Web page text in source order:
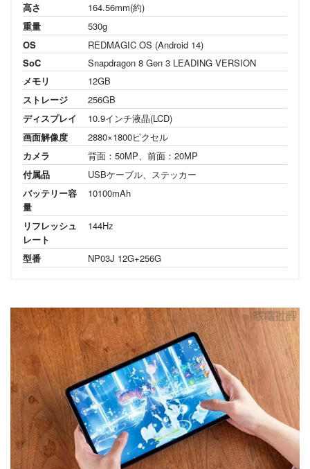
高さ
164.56mm(約)
重量
530g
OS
REDMAGIC OS (Android 14)
SoC
Snapdragon 8 Gen 3 LEADING VERSION
メモリ
12GB
ストレージ
256GB
ディスプレイ
10.9インチ液晶(LCD)
画面解像度
2880×1800ピクセル
カメラ
背面：50MP、前面：20MP
付属品
USBケーブル、ステッカー
バッテリー容
量
10100mAh
リフレッシュ
レート
144Hz
型番 NP03J 12G+256G